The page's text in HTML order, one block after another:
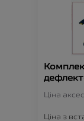
Ціна
Ціна з